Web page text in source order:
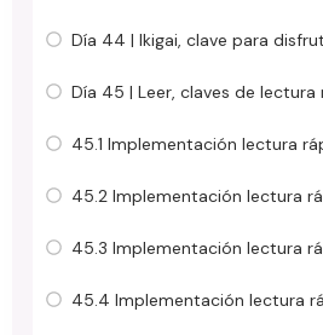
Día 44 | Ikigai, clave para
Día 45 | Leer, claves de
45.1 Implementación lectura
45.2 Implementación lectura
45.3 Implementación lectura
45.4 Implementación lectura